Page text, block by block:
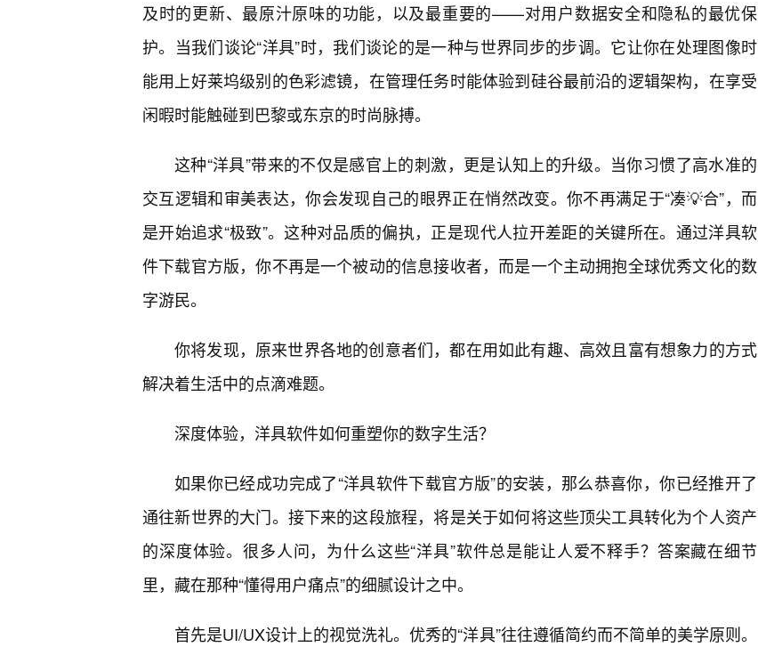
及时的更新、最原汁原味的功能，以及最重要的——对用户数据安全和隐私的最优保
护。当我们谈论“洋具”时，我们谈论的是一种与世界同步的步调。它让你在处理图像时
能用上好莱坞级别的色彩滤镜，在管理任务时能体验到硅谷最前沿的逻辑架构，在享受
闲暇时能触碰到巴黎或东京的时尚脉搏。
这种“洋具”带来的不仅是感官上的刺激，更是认知上的升级。当你习惯了高水准的
交互逻辑和审美表达，你会发现自己的眼界正在悄然改变。你不再满足于“凑💡合”，而
是开始追求“极致”。这种对品质的偏执，正是现代人拉开差距的关键所在。通过洋具软
件下载官方版，你不再是一个被动的信息接收者，而是一个主动拥抱全球优秀文化的数
字游民。
你将发现，原来世界各地的创意者们，都在用如此有趣、高效且富有想象力的方式
解决着生活中的点滴难题。
深度体验，洋具软件如何重塑你的数字生活？
如果你已经成功完成了“洋具软件下载官方版”的安装，那么恭喜你，你已经推开了
通往新世界的大门。接下来的这段旅程，将是关于如何将这些顶尖工具转化为个人资产
的深度体验。很多人问，为什么这些“洋具”软件总是能让人爱不释手？答案藏在细节
里，藏在那种“懂得用户痛点”的细腻设计之中。
首先是UI/UX设计上的视觉洗礼。优秀的“洋具”往往遵循简约而不简单的美学原则。